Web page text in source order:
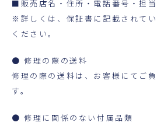
■販売店名・住所・電話番号・担
※詳しくは、保証書に記載されて
ください。
● 修理の際の送料
修理の際の送料は、お客様にてご
す。
● 修理に関係のない付属品類